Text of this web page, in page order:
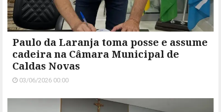
Paulo da Laranja toma posse e assume
cadeira na Câmara Municipal de
Caldas Novas
03/06/2026 00:00